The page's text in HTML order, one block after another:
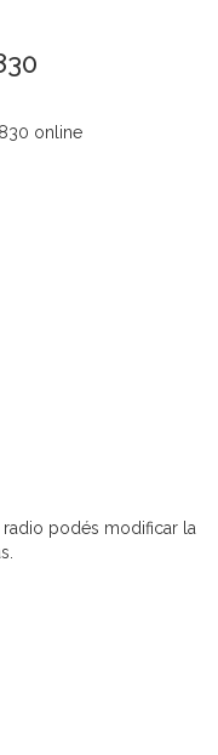
online
podés modificar la